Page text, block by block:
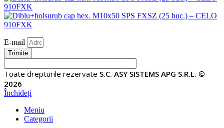
E-mail
Trimite
Toate drepturile rezervate S.C. ASY SISTEMS APG S.R.L. ©
2026
Închideți
Meniu
Categorii